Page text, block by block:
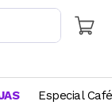
Especial Café